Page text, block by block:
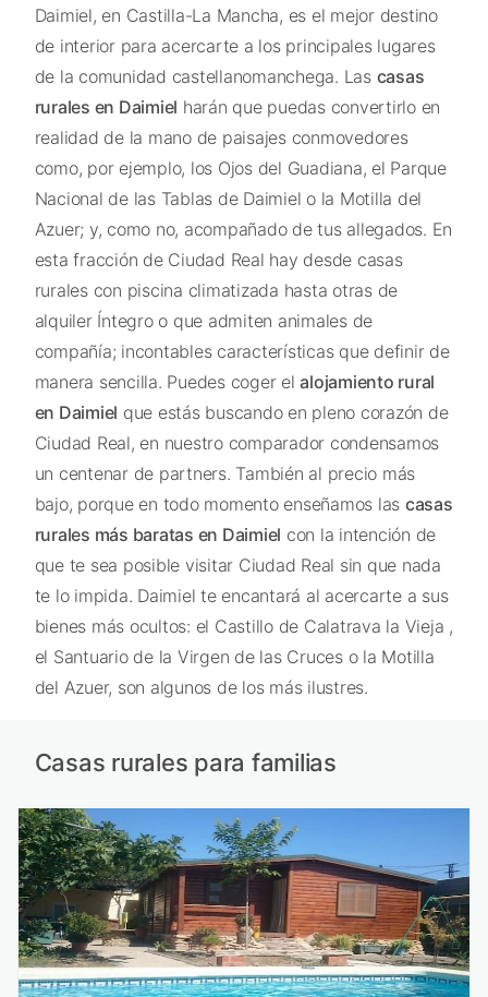
Daimiel, en Castilla-La Mancha, es el mejor destino
de interior para acercarte a los principales lugares
de la comunidad castellanomanchega. Las casas
rurales en Daimiel harán que puedas convertirlo en
realidad de la mano de paisajes conmovedores
como, por ejemplo, los Ojos del Guadiana, el Parque
Nacional de las Tablas de Daimiel o la Motilla del
Azuer; y, como no, acompañado de tus allegados. En
esta fracción de Ciudad Real hay desde casas
rurales con piscina climatizada hasta otras de
alquiler Íntegro o que admiten animales de
compañía; incontables características que definir de
manera sencilla. Puedes coger elalojamiento rural
en Daimiel que estás buscando en pleno corazón de
Ciudad Real, en nuestro comparador condensamos
un centenar de partners. También al precio más
bajo, porque en todo momento enseñamos las casas
rurales más baratas en Daimiel con la intención de
que te sea posible visitar Ciudad Real sin que nada
te lo impida. Daimiel te encantará al acercarte a sus
bienes más ocultos: el Castillo de Calatrava la Vieja ,
el Santuario de la Virgen de las Cruces o la Motilla
del Azuer, son algunos de los más ilustres.
Casas rurales para familias